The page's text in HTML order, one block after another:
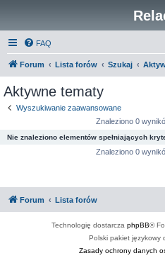
FAQ
Forum Lista forów Szukaj
Aktywne tematy
Wyszukiwanie zaawansowane
Znaleziono 0
Nie znaleziono elementów spełniających
Znaleziono 0
Forum Lista forów
Technologię dostarcza phpBB®
Polski pakiet językowy
Zasady ochrony danych